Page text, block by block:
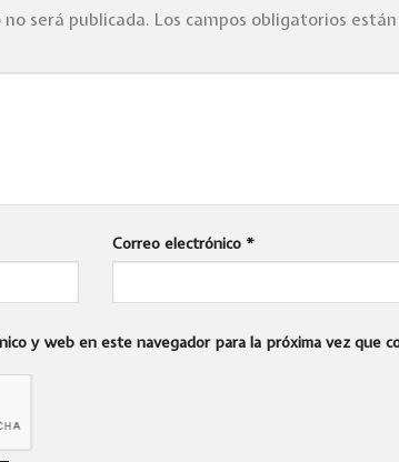
será publicada. Los campos obligatorios
Correo electrónico *
y web en este navegador para la próxima vez que